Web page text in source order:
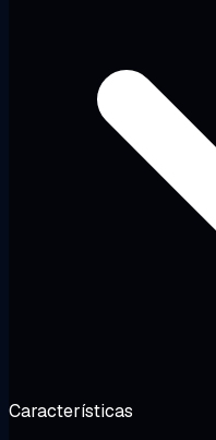
Características